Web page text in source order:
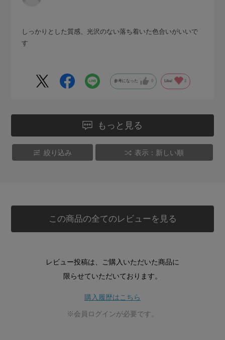
しっかりとした質感、光沢のない落ち着いた色合いがいいで
す
参考になった 0 Like! 2
もっと見る
絞り込み 表示：新しい順
この商品の全てのレビューを見る
レビュー投稿は、ご購入いただいた商品に
限らせていただいております。
購入履歴はこちら
※会員ログインが必要です。